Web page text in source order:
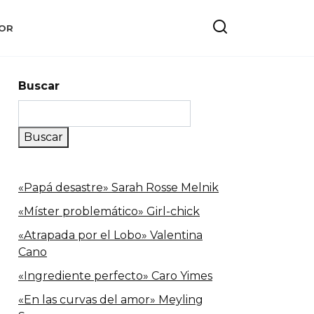
Buscar
Buscar
«Papá desastre» Sarah Rosse Melnik
«Míster problemático» Girl-chick
«Atrapada por el Lobo» Valentina
Cano
«Ingrediente perfecto» Caro Yimes
«En las curvas del amor» Meyling